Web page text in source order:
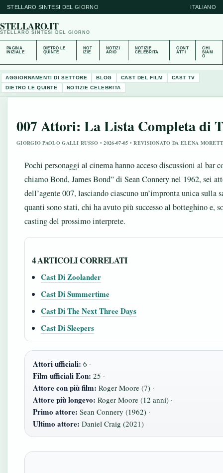
STELLARO SINTESI DEL GIORNO ITALIANO
STELLARO.IT
STELLARO SINTESI DEL GIORNO
PAGINA
INIZIALE
DIETRO LE
QUINTE
NOT
IZIE
NOTIZI
ARIO
NOTIZIE
CELEBRITA
CONT
ATTI
CHI
SIAM
O
AGGIORNAMENTI DI SETTORE BLOG CAST DEL FILM
CAST TV
DIETRO LE QUINTE
NOTIZIE CELEBRITA
007 Attori: La Lista Completa di
GIORGIO PAOLO GALLI RUSSO • 2026-07-05 • REVISIONATO DA ELENA
Pochi personaggi al cinema hanno acceso discussioni al bar
chiamo Bond, James Bond” di Sean Connery nel 1962, sei
dell’agente 007, lasciando ciascuno un’impronta unica sulla
quanti sono stati, chi ha avuto più successo al botteghino e,
casting del prossimo interprete.
4 ARTICOLI CORRELATI
Cast Di Zoolander
Cast Di Summertime
Cast Di The Next Three Days
Cast Di Sleepers
Attori ufficiali: 6 ·
Film ufficiali Eon: 25 ·
Attore con più film: Roger Moore (7) ·
Attore più longevo: Roger Moore (12 anni) ·
Primo attore: Sean Connery (1962) ·
Ultimo attore: Daniel Craig (2021)